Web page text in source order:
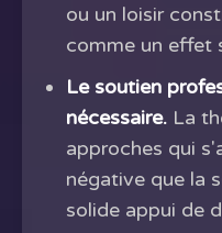
ou un loisir
comme un effet
Le soutien
nécessaire. La
approches qui
négative que la
solide appui de